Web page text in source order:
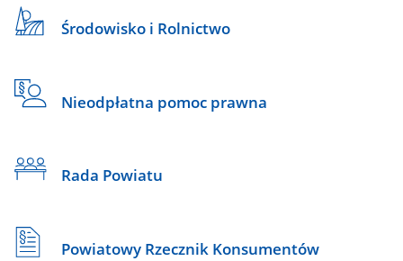
Środowisko i Rolnictwo
Nieodpłatna pomoc prawna
Rada Powiatu
Powiatowy Rzecznik Konsumentów